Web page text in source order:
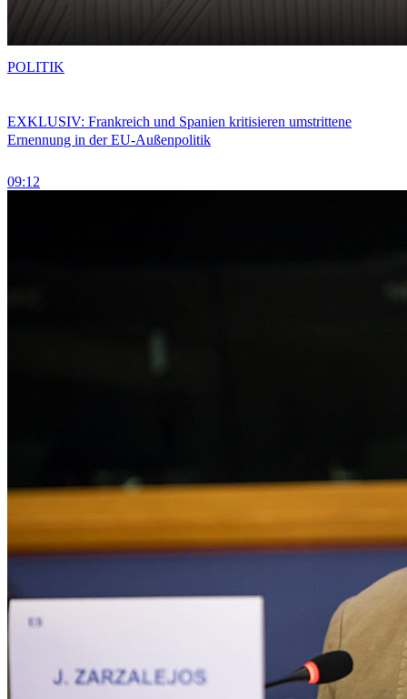
EXKLUSIV: Frankreich und Spanien kritisieren umstrittene
Ernennung in der EU-Außenpolitik
09:12
POLITIK